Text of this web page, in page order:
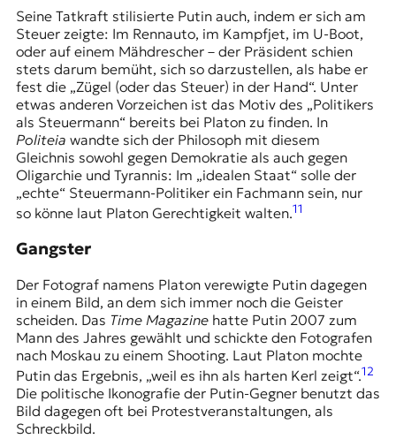
Seine Tatkraft stilisierte Putin auch, indem er sich am
Steuer zeigte: Im Rennauto, im Kampfjet, im U-Boot,
oder auf einem Mähdrescher – der Präsident schien
stets darum bemüht, sich so darzustellen, als habe er
fest die „Zügel (oder das Steuer) in der Hand“. Unter
etwas anderen Vorzeichen ist das Motiv des „Politikers
als Steuermann“ bereits bei Platon zu finden. In
Politeia wandte sich der Philosoph mit diesem
Gleichnis sowohl gegen Demokratie als auch gegen
Oligarchie und Tyrannis: Im „idealen Staat“ solle der
„echte“ Steuermann-Politiker ein Fachmann sein, nur
so könne laut Platon Gerechtigkeit walten.11
Gangster
Der Fotograf namens Platon verewigte Putin dagegen
in einem Bild, an dem sich immer noch die Geister
scheiden. Das Time Magazinehatte Putin 2007 zum
Mann des Jahres gewählt und schickte den Fotografen
nach Moskau zu einem Shooting. Laut Platon mochte
Putin das Ergebnis, „weil es ihn als harten Kerl zeigt“.12
Die politische Ikonografie der Putin-Gegner benutzt das
Bild dagegen oft bei Protestveranstaltungen, als
Schreckbild.